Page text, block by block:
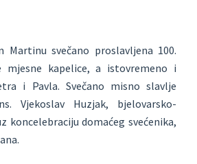
Martinu svečano proslavljena 100.
mjesne kapelice, a istovremeno i
i Pavla. Svečano misno slavlje
Vjekoslav Huzjak, bjelovarsko-
koncelebraciju domaćeg svećenika,